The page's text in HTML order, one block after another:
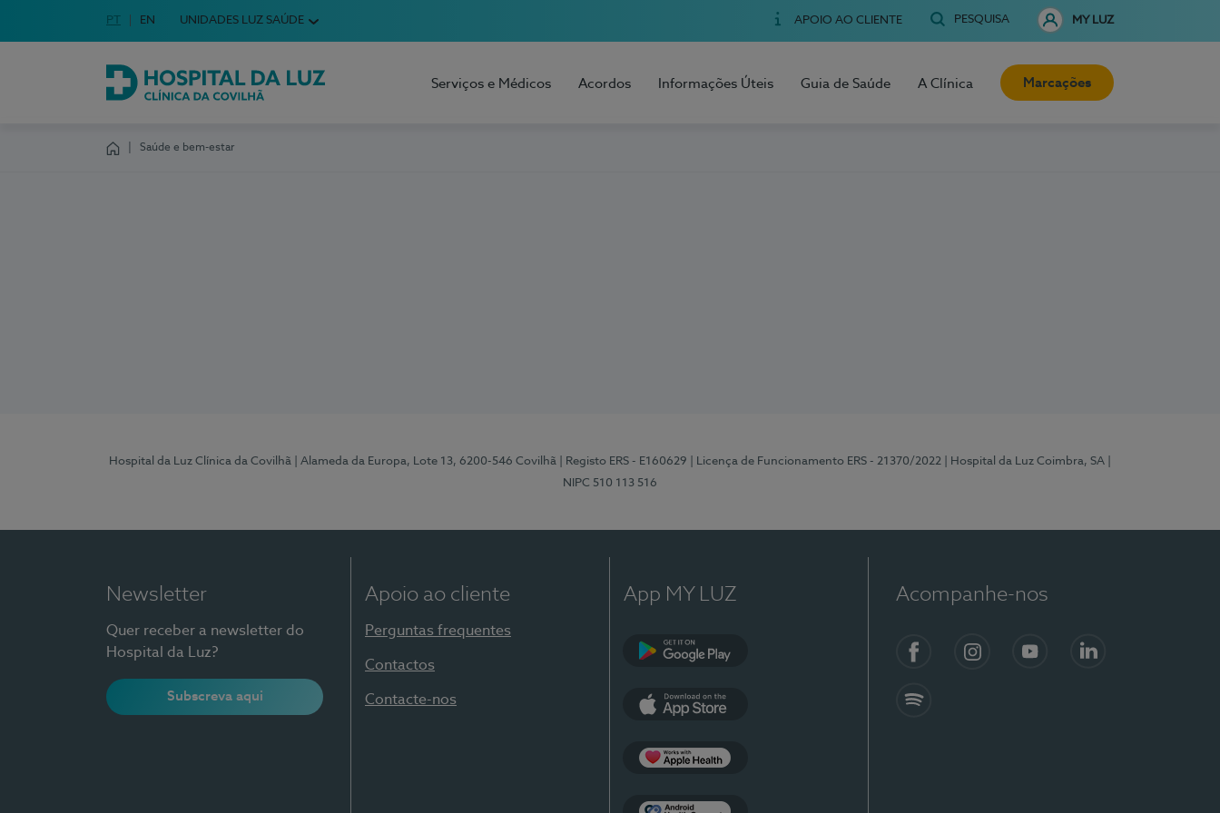
Escolha o seu idioma
Idioma em Português
PT English Language
EN UNIDADES LUZ SAÚDE APOIO AO CLIENTE PESQUISA MY LUZ
Hospital da Luz Clínica da Covilhã
Serviços e Médicos Acordos Informações Úteis Guia de Saúde A Clínica Marcações
Saúde e bem-estar
Hospital da Luz Clínica da Covilhã | Alameda da Europa, Lote 13, 6200-546 Covilhã | Registo ERS - E160629 | Licença de Funcionamento ERS - 21370/2022 | Hospital da Luz Coimbra, SA
NIPC 510 113 516
Newsletter
Quer receber a newsletter do
Hospital da Luz?
Subscreva aqui
Apoio ao cliente
Perguntas frequentes
Contactos
Contacte-nos
App MY LUZ Acompanhe-nos